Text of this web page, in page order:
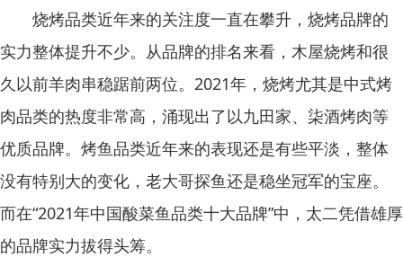
烧烤品类近年来的关注度一直在攀升，烧烤品牌的
实力整体提升不少。从品牌的排名来看，木屋烧烤和很
久以前羊肉串稳踞前两位。2021年，烧烤尤其是中式烤
肉品类的热度非常高，涌现出了以九田家、柒酒烤肉等
优质品牌。烤鱼品类近年来的表现还是有些平淡，整体
没有特别大的变化，老大哥探鱼还是稳坐冠军的宝座。
而在“2021年中国酸菜鱼品类十大品牌”中，太二凭借雄厚
的品牌实力拔得头筹。